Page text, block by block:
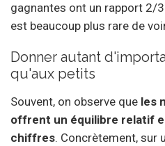
gagnantes ont un rapport 2/
est beaucoup plus rare de
Donner autant
qu'aux petits
Souvent, on observe que les
offrent un équilibre relatif
chiffres. Concrètement, sur